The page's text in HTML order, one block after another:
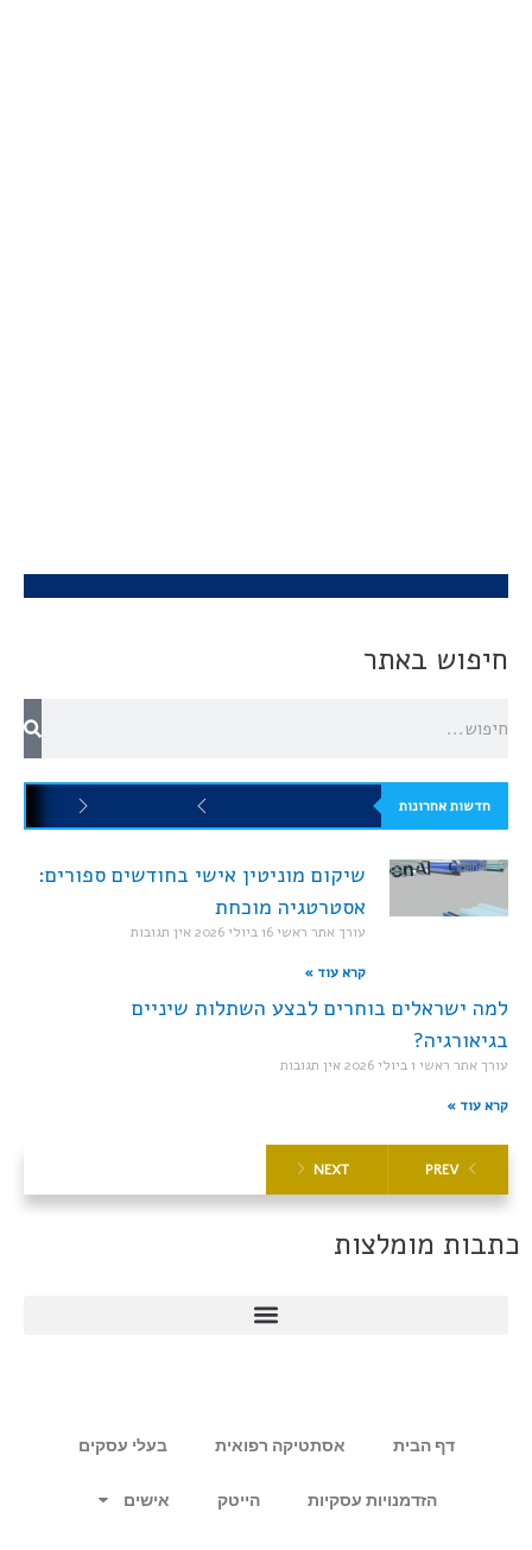
חיפוש באתר
חדשות אחרונות
שיקום מוניטין אישי בחודשים ספורים:
אסטרטגיה מוכחת
עורך אתר ראשי16 ביולי 2026 אין תגובות
קרא עוד »
למה ישראלים בוחרים לבצע השתלות שיניים
בגיאורגיה?
עורך אתר ראשי 1 ביולי 2026 אין תגובות
קרא עוד »
PREV
NEXT
כתבות מומלצות
דף הבית אסתטיקה רפואית בעלי עסקים
הזדמנויות עסקיות הייטק אישים